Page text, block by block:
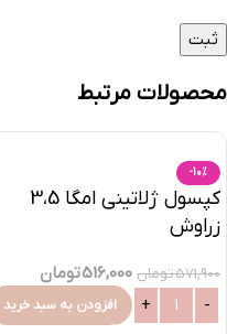
محصولات مرتبط
-10%
کپسول ژلاتینی امگا 3،5
زراوش
571,900تومان 516,000تومان
افزودن به سبد خرید